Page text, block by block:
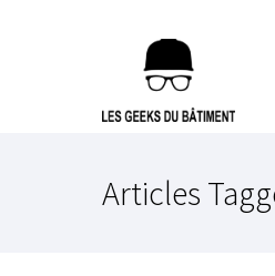
Articles